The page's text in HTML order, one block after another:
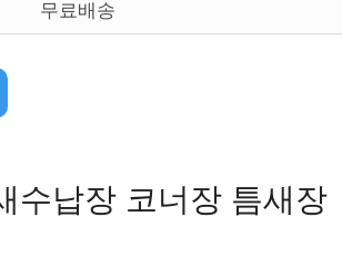
무료배송
수납장 코너장 틈새장